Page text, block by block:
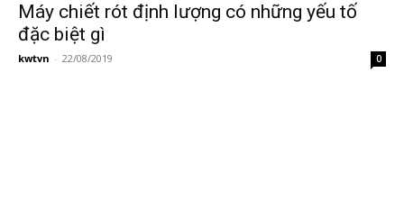
Máy chiết rót định lượng có những yếu tố
đặc biệt gì
kwtvn - 22/08/2019 0